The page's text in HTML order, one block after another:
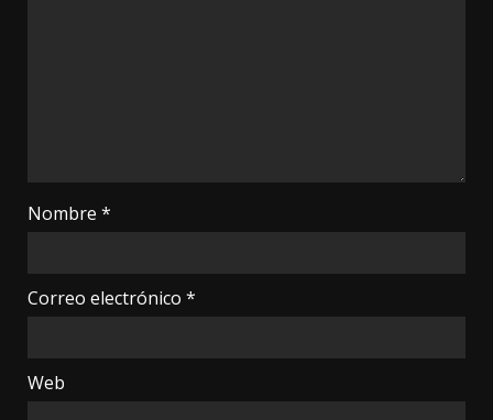
Nombre *
Correo electrónico *
Web